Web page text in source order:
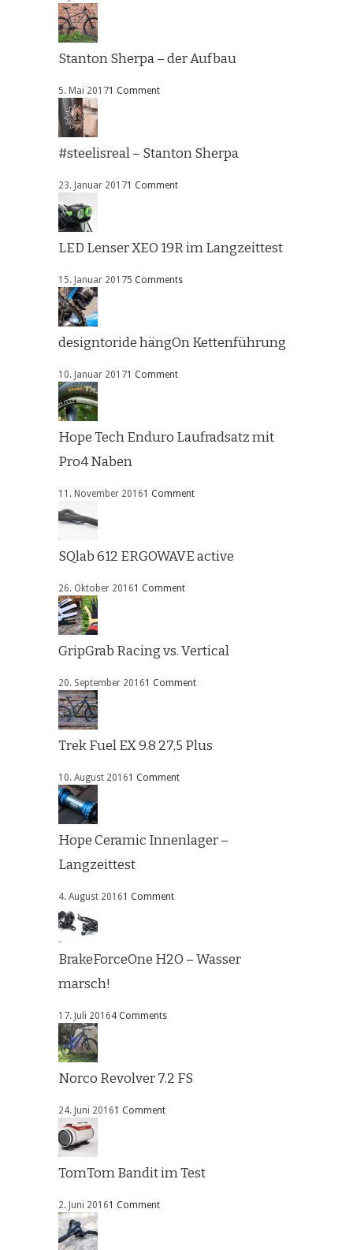
Stanton Sherpa – der Aufbau
5. Mai 20171 Comment
#steelisreal – Stanton Sherpa
23. Januar 20171 Comment
LED Lenser XEO 19R im Langzeittest
15. Januar 20175 Comments
designtoride hängOn Kettenführung
10. Januar 20171 Comment
Hope Tech Enduro Laufradsatz mit
Pro4 Naben
11. November 20161 Comment
SQlab 612 ERGOWAVE active
26. Oktober 20161 Comment
GripGrab Racing vs. Vertical
20. September 20161 Comment
Trek Fuel EX 9.8 27,5 Plus
10. August 20161 Comment
Hope Ceramic Innenlager –
Langzeittest
4. August 20161 Comment
BrakeForceOne H2O – Wasser
marsch!
17. Juli 20164 Comments
Norco Revolver 7.2 FS
24. Juni 20161 Comment
TomTom Bandit im Test
2. Juni 20161 Comment